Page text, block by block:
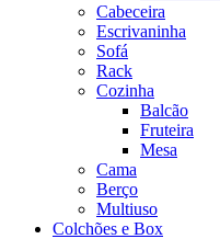
Cabeceira
Escrivaninha
Sofá
Rack
Cozinha
Balcão
Fruteira
Mesa
Cama
Berço
Multiuso
Colchões e Box